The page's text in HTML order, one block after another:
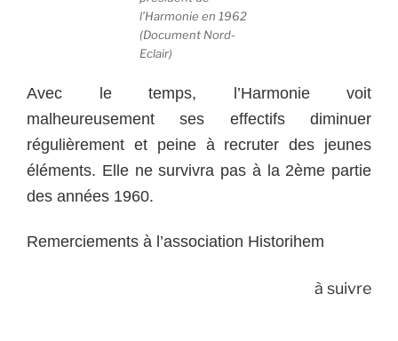
l’Harmonie en 1962
(Document Nord-
Eclair)
Avec le temps, l’Harmonie voit
malheureusement ses effectifs diminuer
régulièrement et peine à recruter des jeunes
éléments. Elle ne survivra pas à la 2ème partie
des années 1960.
Remerciements à l’association Historihem
à suivre